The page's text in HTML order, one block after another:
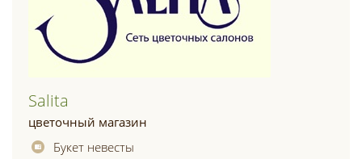
Salita
цветочный магазин
Букет невесты